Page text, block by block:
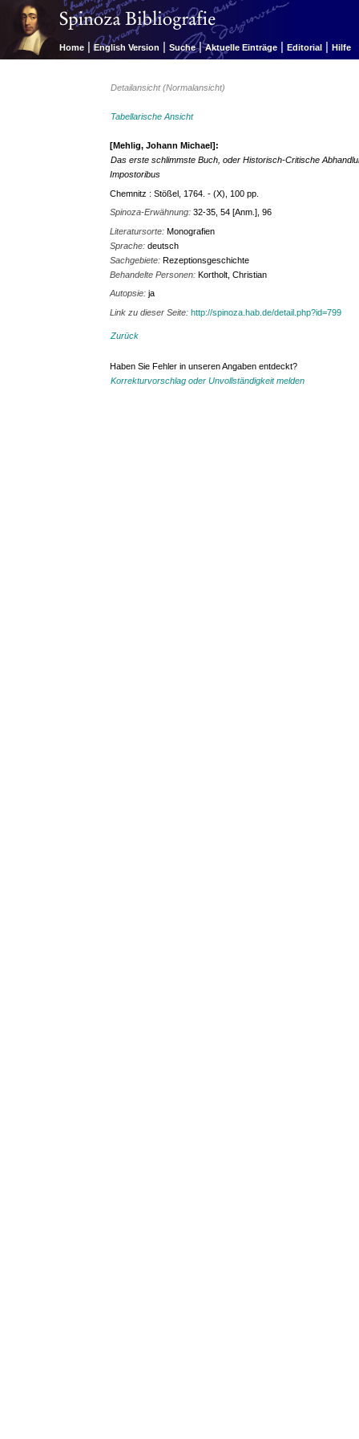
Home | English Version | Suche | Aktuelle Einträge | Editorial | Hilfe
Detailansicht (Normalansicht)
Tabellarische Ansicht
[Mehlig, Johann Michael]:
Das erste schlimmste Buch, oder Historisch-Critische
Impostoribus
Chemnitz : Stößel, 1764. - (X), 100 pp.
Spinoza-Erwähnung:32-35, 54 [Anm.], 96
Literatursorte:Monografien
Sprache:deutsch
Sachgebiete:Rezeptionsgeschichte
Behandelte Personen:Kortholt, Christian
Autopsie:ja
Link zu dieser Seite:http://spinoza.hab.de/detail.php?id=799
Zurück
Haben Sie Fehler in unseren Angaben entdeckt?
Korrekturvorschlag oder Unvollständigkeit melden